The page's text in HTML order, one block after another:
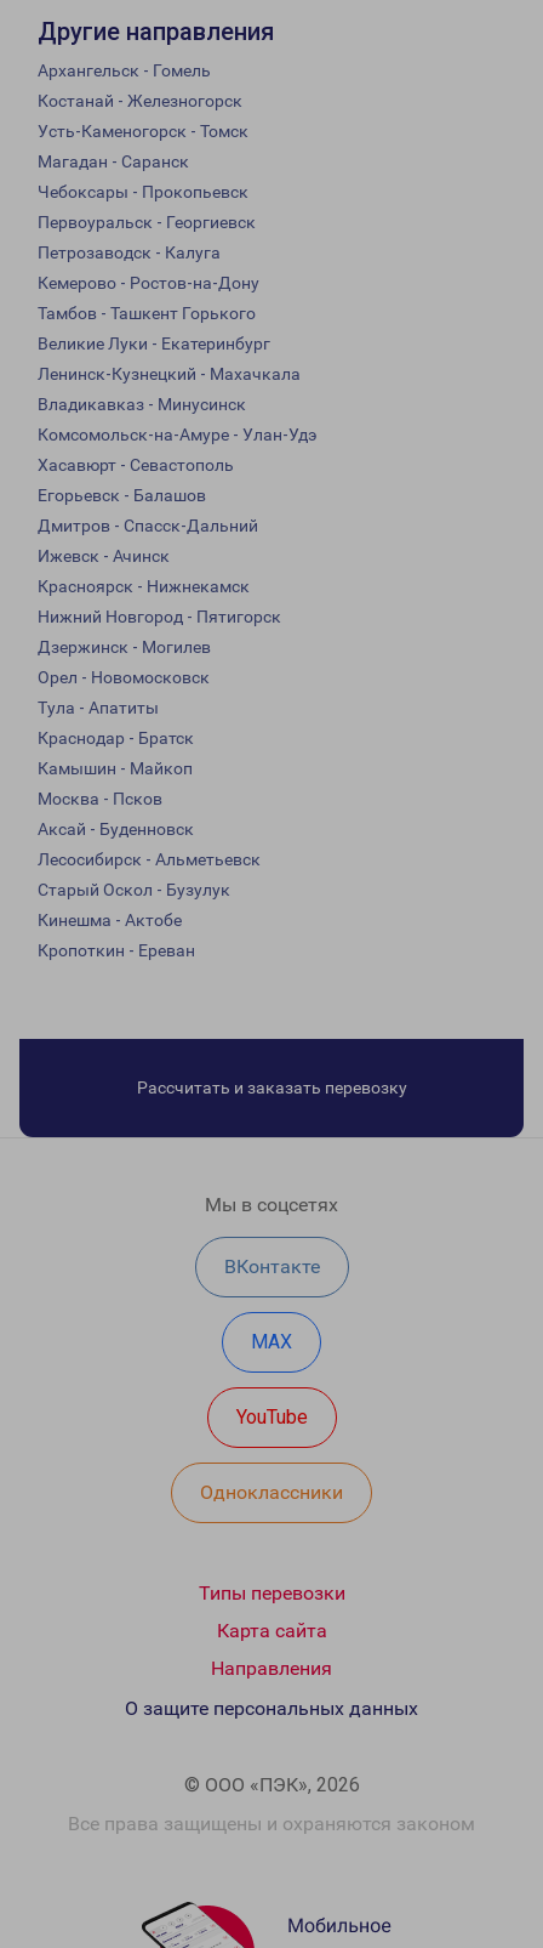
Другие направления
Архангельск - Гомель
Костанай - Железногорск
Усть-Каменогорск - Томск
Магадан - Саранск
Чебоксары - Прокопьевск
Первоуральск - Георгиевск
Петрозаводск - Калуга
Кемерово - Ростов-на-Дону
Тамбов - Ташкент Горького
Великие Луки - Екатеринбург
Ленинск-Кузнецкий - Махачкала
Владикавказ - Минусинск
Комсомольск-на-Амуре - Улан-Удэ
Хасавюрт - Севастополь
Егорьевск - Балашов
Дмитров - Спасск-Дальний
Ижевск - Ачинск
Красноярск - Нижнекамск
Нижний Новгород - Пятигорск
Дзержинск - Могилев
Орел - Новомосковск
Тула - Апатиты
Краснодар - Братск
Камышин - Майкоп
Москва - Псков
Аксай - Буденновск
Лесосибирск - Альметьевск
Старый Оскол - Бузулук
Кинешма - Актобе
Кропоткин - Ереван
Рассчитать и заказать перевозку
Мы в соцсетях
ВКонтакте
MAX
YouTube
Одноклассники
Типы перевозки
Карта сайта
Направления
© ООО «ПЭК», 2026
Все права защищены и охраняются законом
О защите персональных данных